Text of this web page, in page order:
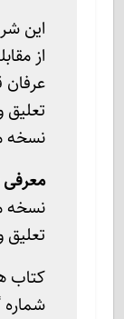
از
نسخه
تعلیق